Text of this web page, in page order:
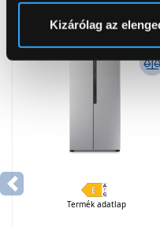
Sütinyilatkozathoz való
okat használ, melyeket
szolgáltatásaink
További információk:
Kizárólag az
Termék adatlap